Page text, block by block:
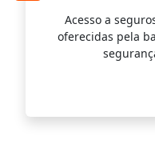
Acesso a
oferecidas pela